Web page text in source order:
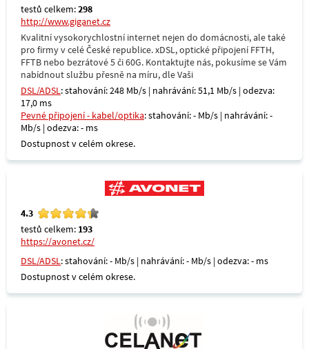
testů celkem:298
http://www.giganet.cz
Kvalitní vysokorychlostní internet nejen do domácnosti, ale také
pro firmy v celé České republice. xDSL, optické připojení FFTH,
FFTB nebo bezrátové 5 či 60G. Kontaktujte nás, pokusíme se Vám
nabídnout službu přesně na míru, dle Vaši
DSL/ADSL: stahování: 248 Mb/s | nahrávání: 51,1 Mb/s | odezva:
17,0 ms
Pevné připojení - kabel/optika: stahování: - Mb/s | nahrávání: -
Mb/s | odezva: - ms
Dostupnost v celém okrese.
4.3
testů celkem: 193
https://avonet.cz/
DSL/ADSL: stahování: - Mb/s | nahrávání: - Mb/s | odezva: - ms
Dostupnost v celém okrese.